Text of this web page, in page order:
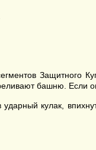
Защитного
башню. Если
кулак,